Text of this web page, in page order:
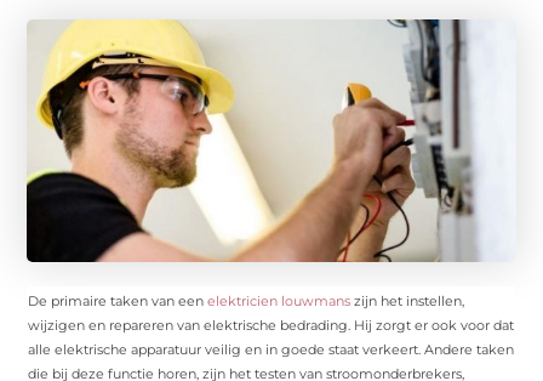
De primaire taken van eenelektricien louwmans zijn het instellen,
wijzigen en repareren van elektrische bedrading. Hij zorgt er ook voor dat
alle elektrische apparatuur veilig en in goede staat verkeert. Andere taken
die bij deze functie horen, zijn het testen van stroomonderbrekers,